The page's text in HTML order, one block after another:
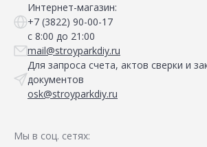
Интернет-магазин:
+7 (3822) 90-00-17
с 8:00 до 21:00
mail@stroyparkdiy.ru
Для запроса счета, актов сверки и
документов
osk@stroyparkdiy.ru
Мы в соц. сетях: